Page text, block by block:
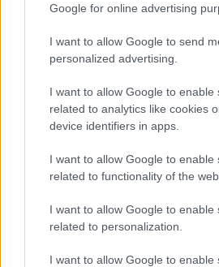
Google for online advertising
I want to allow Google to send
personalized advertising.
I want to allow Google to enable
related to analytics like cookies
device identifiers in apps.
I want to allow Google to enable
related to functionality of the
I want to allow Google to enable
related to personalization.
I want to allow Google to enable
17·02·2020 12:02
στο σημείο όπου σχεδιάζεται